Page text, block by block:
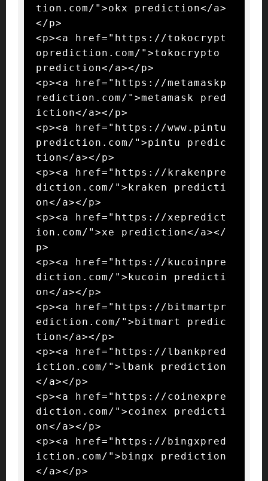
tion.com/">okx prediction</a>
</p>
<p><a href="https://tokocrypt
oprediction.com/">tokocrypto
prediction</a></p>
<p><a href="https://metamaskp
rediction.com/">metamask pred
iction</a></p>
<p><a href="https://www.pintu
prediction.com/">pintu predic
tion</a></p>
<p><a href="https://krakenpre
diction.com/">kraken predicti
on</a></p>
<p><a href="https://xepredict
ion.com/">xe prediction</a></
p>
<p><a href="https://kucoinpre
diction.com/">kucoin predicti
on</a></p>
<p><a href="https://bitmartpr
ediction.com/">bitmart predic
tion</a></p>
<p><a href="https://lbankpred
iction.com/">lbank prediction
</a></p>
<p><a href="https://coinexpre
diction.com/">coinex predicti
on</a></p>
<p><a href="https://bingxpred
iction.com/">bingx prediction
</a></p>